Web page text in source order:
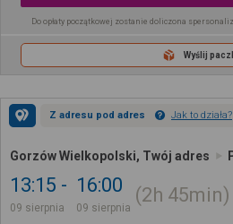
Do opłaty początkowej zostanie doliczona
Wyślij
Z adresu pod adres Jak to działa?
Gorzów Wielkopolski, Twój adres
13:15
09 sierpnia
16:00
09 sierpnia
2h 45min